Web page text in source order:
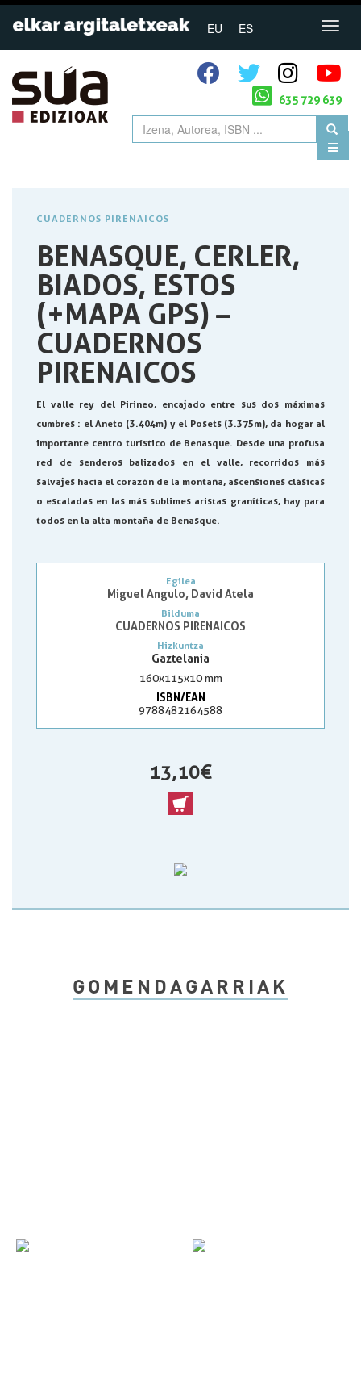
EU ES
635 729 639
CUADERNOS PIRENAICOS
BENASQUE, CERLER,
BIADOS, ESTOS
(+MAPA GPS) –
CUADERNOS
PIRENAICOS
El valle rey del Pirineo, encajado entre sus dos máximas
cumbres : el Aneto (3.404m) y el Posets (3.375m), da hogar al
importante centro turístico de Benasque. Desde una profusa
red de senderos balizados en el valle, recorridos más
salvajes hacia el corazón de la montaña, ascensiones clásicas
o escaladas en las más sublimes aristas graníticas, hay para
todos en la alta montaña de Benasque.
Egilea
Miguel Angulo, David Atela
Bilduma
CUADERNOS PIRENAICOS
Hizkuntza
Gaztelania
160x115x10 mm
ISBN/EAN
9788482164588
13,10 €
GOMENDAGARRIAK